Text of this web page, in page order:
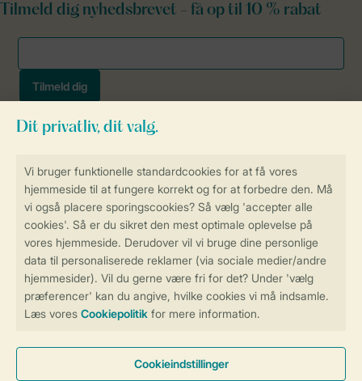
Få en personligt tilpasset oplevelse
på Landal.dk
Sikker datahåndtering
Sikker betaling
Tilmeld dig nyhedsbrevet - få op til 10 % rabat